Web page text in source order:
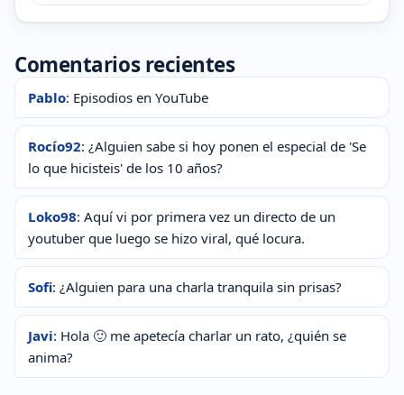
Comentarios recientes
Pablo: Episodios en YouTube
Rocío92: ¿Alguien sabe si hoy ponen el especial de 'Se
lo que hicisteis' de los 10 años?
Loko98: Aquí vi por primera vez un directo de un
youtuber que luego se hizo viral, qué locura.
Sofi: ¿Alguien para una charla tranquila sin prisas?
Javi: Hola 🙂 me apetecía charlar un rato, ¿quién se
anima?